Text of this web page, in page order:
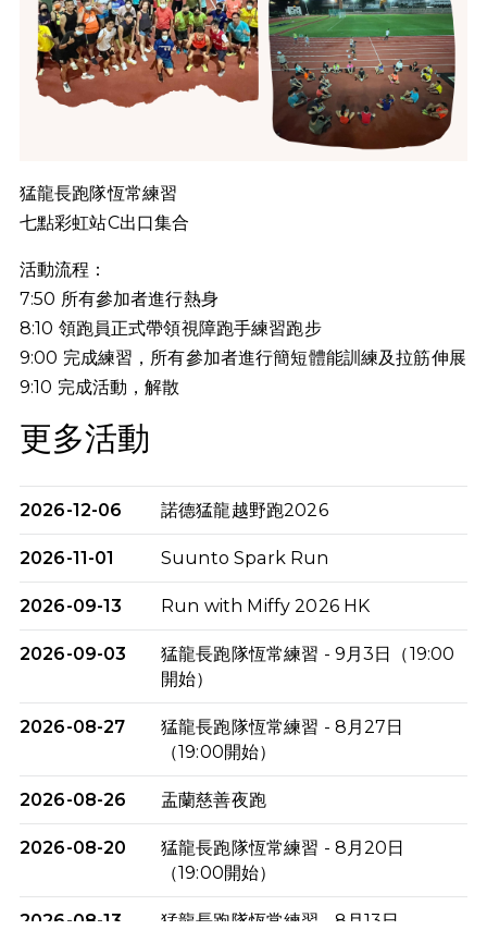
猛龍長跑隊恆常練習
七點彩虹站C出口集合
活動流程：
7:50 所有參加者進行熱身
8:10 領跑員正式帶領視障跑手練習跑步
9:00 完成練習，所有參加者進行簡短體能訓練及拉筋伸展
9:10 完成活動，解散
更多活動
2026-12-06 諾德猛龍越野跑2026
2026-11-01 Suunto Spark Run
2026-09-13 Run with Miffy 2026 HK
2026-09-03
猛龍長跑隊恆常練習 - 9月3日（19:00
開始）
2026-08-27
猛龍長跑隊恆常練習 - 8月27日
（19:00開始）
2026-08-26 盂蘭慈善夜跑
2026-08-20
猛龍長跑隊恆常練習 - 8月20日
（19:00開始）
2026-08-13
猛龍長跑隊恆常練習 - 8月13日